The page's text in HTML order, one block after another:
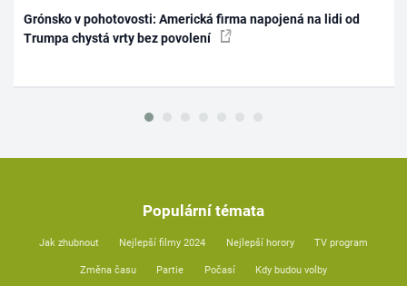
Grónsko v pohotovosti: Americká firma napojená na lidi od
Trumpa chystá vrty bez povolení
Populární témata
Jak zhubnout Nejlepší filmy 2024 Nejlepší horory TV program
Změna času Partie Počasí Kdy budou volby